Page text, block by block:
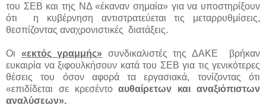
του ΣΕΒ και της ΝΔ «έκαναν σημαία» για να υποστηρίξουν
ότι η κυβέρνηση αντιστρατεύεται τις μεταρρυθμίσεις,
θεσπίζοντας αναχρονιστικές διατάξεις.
Οι «εκτός γραμμής» συνδικαλιστές της ΔΑΚΕ βρήκαν
ευκαιρία να ξιφουλκήσουν κατά του ΣΕΒ για τις γενικότερες
θέσεις του όσον αφορά τα εργασιακά, τονίζοντας ότι
«επιδίδεται σε κρεσέντοαυθαίρετων και αναξιόπιστων
αναλύσεων».